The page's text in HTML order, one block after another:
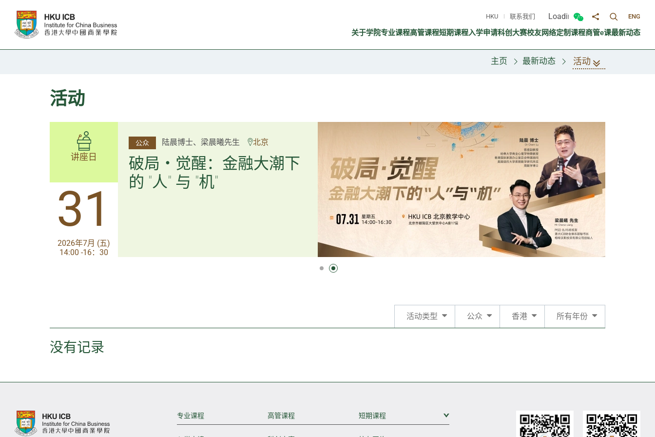
HKU 联系我们 Loading...
切换微信面板
分享至切换搜寻面
ENG
关于学院专业课程高管课程短期课程入学申请科创大赛校友网络定制课程商管e课最新动态
主页 最新动态 活动
活动
讲座日
31
2026年7月 (五)
14:00-17:30
公众 杨文斌先生、邱良弼先生 广州
逻辑×算法：重塑资产配
置内核
讲座日
31
2026年7月 (五)
14:00 -16：30
公众 陆晨博士、梁晨曦先生 北京
破局・觉醒：金融大潮下
的 "人" 与 "机"
活动类型 公众 香港 所有年份
没有记录
专业课程 高管课程 短期课程